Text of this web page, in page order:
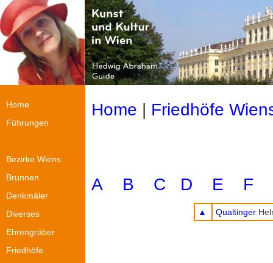
Home
Führungen
Bezirke Wiens
Brunnen
Denkmäler
Diverses
Ehrengräber
Friedhöfe
Home | Friedhöfe
A B C D E F
▲ Qualtinger